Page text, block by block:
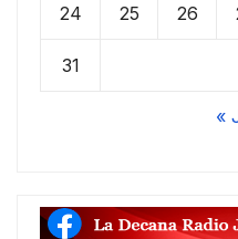
24 25 26
31
«